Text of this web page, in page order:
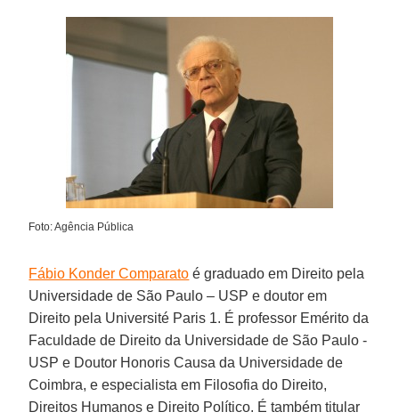
Foto: Agência Pública
Fábio Konder Comparato é graduado em Direito pela
Universidade de São Paulo – USP e doutor em
Direito pela Université Paris 1. É professor Emérito da
Faculdade de Direito da Universidade de São Paulo -
USP e Doutor Honoris Causa da Universidade de
Coimbra, e especialista em Filosofia do Direito,
Direitos Humanos e Direito Político. É também titular